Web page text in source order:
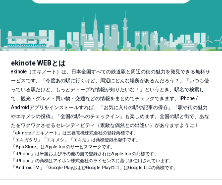
ekinote WEBとは
ekinote（エキノート）は、日本全国すべての鉄道駅と周辺の街の魅力を発見できる無料サ
ービスです。「今度あの駅に行くけど、周辺にどんな場所があるんだろう？」「いつも使
っている駅だけど、もっとディープな情報が知りたいな！」というとき、駅名で検索し
て、観光・グルメ・買い物・交通などの情報をまとめてチェックできます。iPhone /
Androidアプリをインストールすれば、「お気に入りの駅や記事の保存」「駅や街の魅力
やエキメシの投稿」「全国の駅へのチェックイン」も楽しめます。全国の駅と街で、あな
たをワクワクさせるセレンディピティ（素敵な偶然との出逢い）がありますように！
「ekinote／エキノート」は三菱電機株式会社の登録商標です。
「エキガタリ」「エキメシ」「エキ活」は商標登録出願中です。
「App Store」はApple Inc.のサービスマークです。
「iPhone」は米国およびその他の国で登録されたApple Inc.の商標です。
「iPhone」の商標はアイホン株式会社のライセンスに基づき使用されています。
「AndroidTM 」「Google PlayおよびGoogle Playロゴ」はGoogle LLCの商標です。